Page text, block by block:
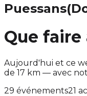
Puessans
Que faire
Aujourd'hui et ce
de 17 km — avec
29 événements21